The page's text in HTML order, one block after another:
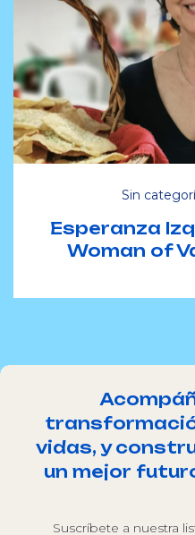
Sin
Esperanza
Woman of
vidas, y
un mejor
Suscríbete a nuestra